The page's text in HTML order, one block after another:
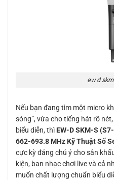
ew d
Nếu bạn đang tìm một micro
sóng”, vừa cho tiếng hát rõ
biểu diễn, thì EW-D SKM-S
662-693.8 MHz Kỹ Thuật Số
cực kỳ đáng chú ý cho sân
kiện, ban nhạc chơi live và cả
muốn chất lượng chuẩn biểu